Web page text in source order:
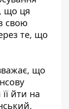
що ця
свою
те, що
що
йти на